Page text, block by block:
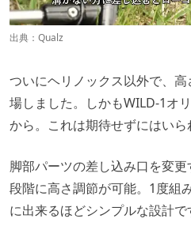
出典： Qualz
ついにヘリノックス以外で、
場しました。しかもWILD-1オ
から。これは期待せずにはいら
脚部パーツの差し込み口を変
段階に高さ調節が可能。1度組
に出来るほどシンプルな設計で